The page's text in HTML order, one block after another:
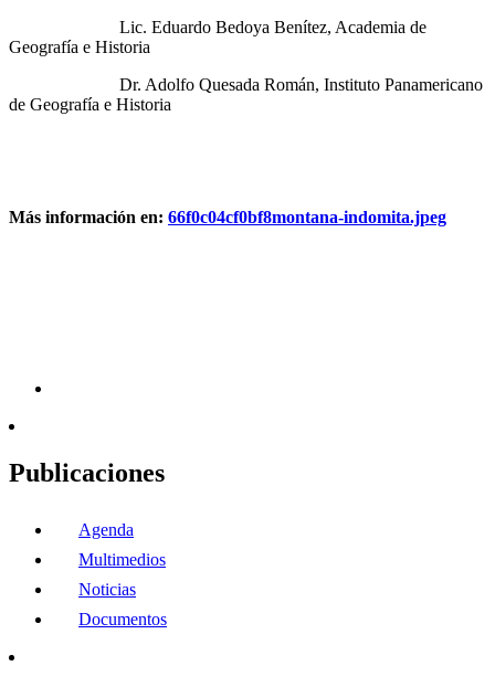
Lic. Eduardo Bedoya Benítez, Academia de
Geografía e Historia
Dr. Adolfo Quesada Román, Instituto Panamericano
de Geografía e Historia
Más información en: 66f0c04cf0bf8montana-indomita.jpeg
Publicaciones
Agenda
Multimedios
Noticias
Documentos